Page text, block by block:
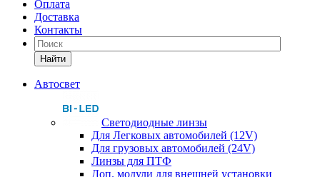
Оплата
Доставка
Контакты
Найти
Автосвет
Светодиодные линзы
Для Легковых автомобилей (12V)
Для грузовых автомобилей (24V)
Линзы для ПТФ
Доп. модули для внешней установки